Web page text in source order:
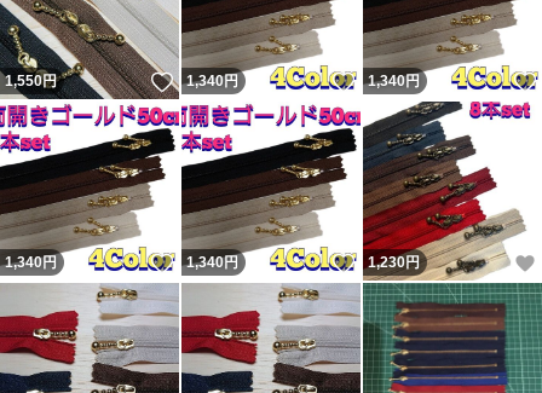
1,550円 いいね！
1,340円 いいね！
1,340円
1,340円 いいね！
1,340円 いいね！
1,230円